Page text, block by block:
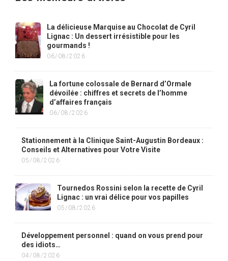
La délicieuse Marquise au Chocolat de Cyril
Lignac : Un dessert irrésistible pour les
gourmands !
06/08/2026
La fortune colossale de Bernard d’Ormale
dévoilée : chiffres et secrets de l’homme
d’affaires français
06/08/2026
Stationnement à la Clinique Saint-Augustin Bordeaux :
Conseils et Alternatives pour Votre Visite
05/08/2026
Tournedos Rossini selon la recette de Cyril
Lignac : un vrai délice pour vos papilles
05/08/2026
Développement personnel : quand on vous prend pour
des idiots…
04/08/2026